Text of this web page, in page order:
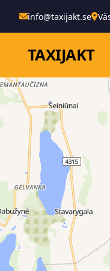
info@taxijakt.se
TAXIJAKT